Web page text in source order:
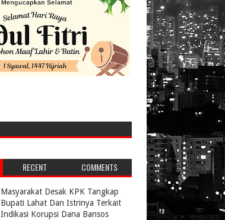
RECENT COMMENTS
Masyarakat Desak KPK Tangkap
Bupati Lahat Dan Istrinya Terkait
Indikasi Korupsi Dana Bansos